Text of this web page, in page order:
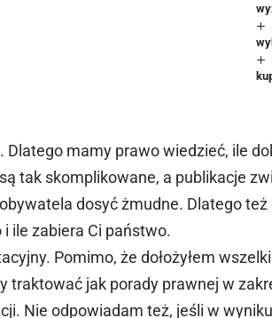
mamy prawo wiedzieć, ile
tak skomplikowane, a publikacje
dosyć żmudne. Dlatego
ile zabiera Ci państwo.
Pomimo, że dołożyłem
jak porady prawnej w
Nie odpowiadam też, jeśli w